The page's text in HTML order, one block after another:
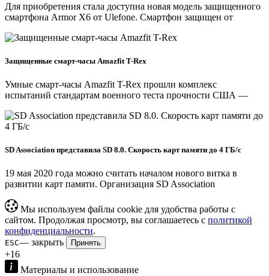
Для приобретения стала доступна новая модель защищенного
смартфона Armor X6 от Ulefone. Смартфон защищен от
Защищенные смарт-часы Amazfit T-Rex
Умные смарт-часы Amazfit T-Rex прошли комплекс
испытаний стандартам военного теста прочности США —
SD Association представила SD 8.0. Скорость карт памяти до 4 ГБ/c
19 мая 2020 года можно считать началом нового витка в
развитии карт памяти. Организация SD Association
Мы используем файлы cookie для удобства работы с
сайтом. Продолжая просмотр, вы соглашаетесь с политикой
конфиденциальности.
ESC— закрыть Принять
+16
Материалы и использование